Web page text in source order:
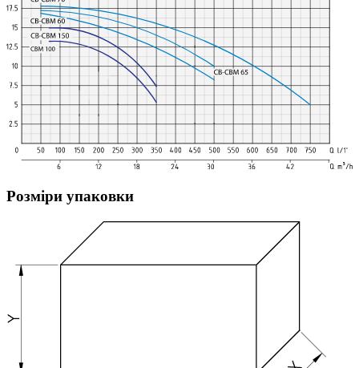
Розміри упаковки